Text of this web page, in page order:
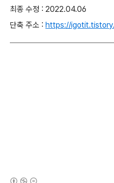
최종 수정 : 2022.04.06
단축 주소 : https://